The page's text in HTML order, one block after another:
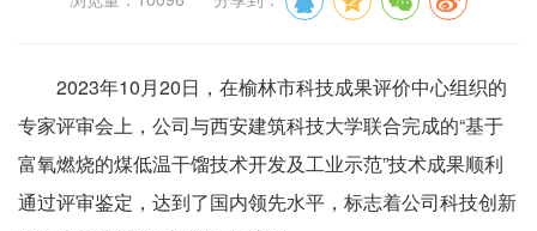
2023年10月20日，在榆林市科技成果评价中心组织的
专家评审会上，公司与西安建筑科技大学联合完成的“基于
富氧燃烧的煤低温干馏技术开发及工业示范”技术成果顺利
通过评审鉴定，达到了国内领先水平，标志着公司科技创新